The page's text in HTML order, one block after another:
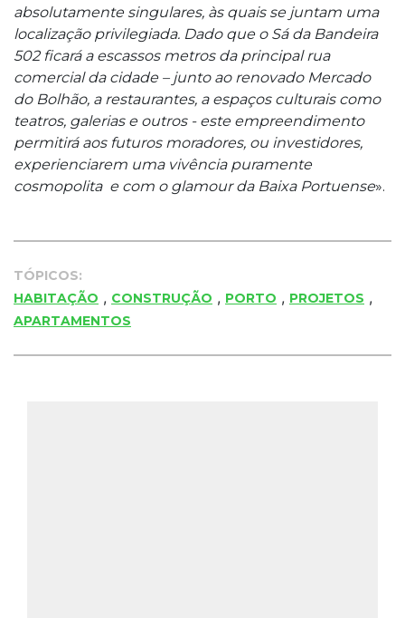
absolutamente singulares, às quais se juntam uma
localização privilegiada. Dado que o Sá da Bandeira
502 ficará a escassos metros da principal rua
comercial da cidade – junto ao renovado Mercado
do Bolhão, a restaurantes, a espaços culturais como
teatros, galerias e outros - este empreendimento
permitirá aos futuros moradores, ou investidores,
experienciarem uma vivência puramente
cosmopolita e com o glamour da Baixa Portuense».
TÓPICOS:
HABITAÇÃO , CONSTRUÇÃO , PORTO , PROJETOS ,
APARTAMENTOS